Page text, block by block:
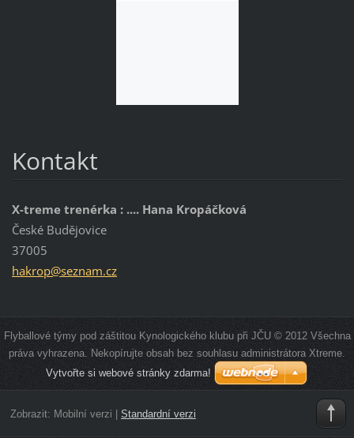
Kontakt
X-treme trenérka : .... Hana Kropáčková
České Budějovice
37005
hakrop@seznam.cz
Flyballové týmy pod záštitou Kynologického klubu při JČU © 2012 Všechna
práva vyhrazena. Nekopírujte obsah bez souhlasu administrátora Xtreme.
Vytvořte si webové stránky zdarma!
Zobrazit: Mobilní verzi Standardní verzi